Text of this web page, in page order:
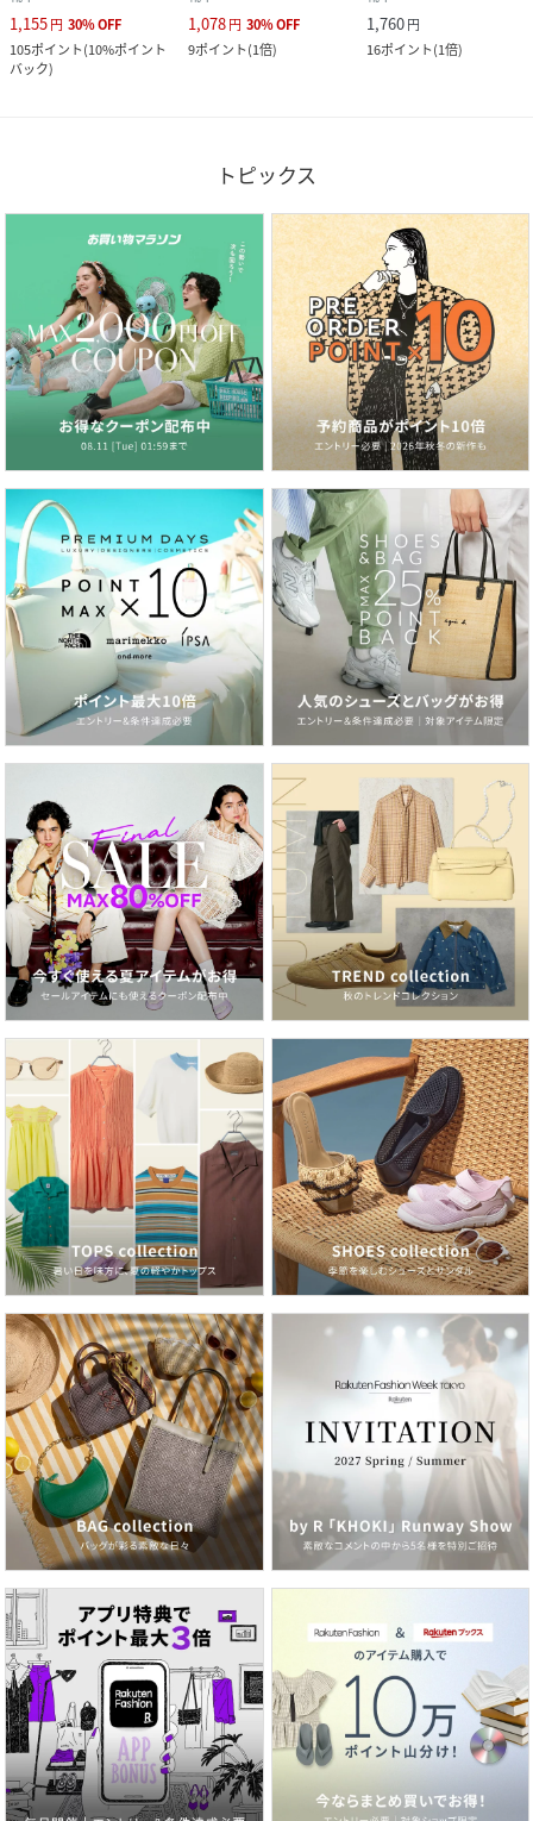
1,155円 30%OFF
105ポイント(10%ポイント
バック)
1,078円 30%OFF
9ポイント(1倍)
1,760円
16ポイント(1倍)
トピックス